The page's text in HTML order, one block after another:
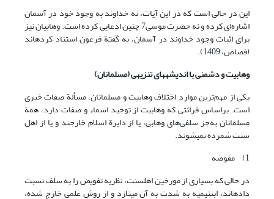
این در حالی است که در این آیات، نه خداوند به وجود خود در آسمان
اشاره‌ای کرده و نه حضرت موسی7 چنین ادعایی کرده است. وهابیان نیز
برای اثبات وجود خداوند در آسمان، به گفتة فرعون استناد کرده‏اند
(قصاص، 1409).
وهابیت و دشمنی با اندیشه‏های تنزیهی (مسلمانان)
یکی از مهم‌ترین موارد اختلاف وهابیت و مسلمانان، مسألة صفات خبری
است. براساس قرائتی که وهابیت از توحید اسماء و صفات دارد، همة
مسلمانان به‌جز سلفی‌های وهابی، یا از دایرة اسلام خارجند و یا از اهل
سنت شمرده نمی‏شوند.
1) مفوضه
در حالی که بسیاری از مورخین اهل‏سنت، نظریه تفویض را به سلف نسبت
داده‏اند، ابن‏تیمیه به شدت به آن می‏تازد و از روش علمی خارج شده،